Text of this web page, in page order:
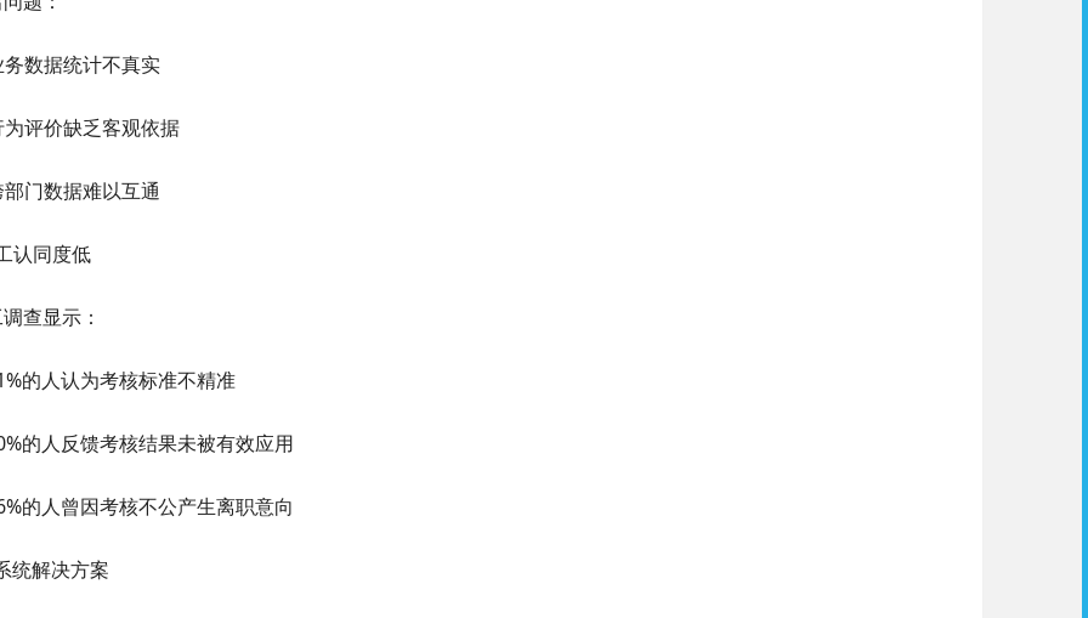
务数据统计不真实
为评价缺乏客观依据
部门数据难以互通
认同度低
查显示：
的人认为考核标准不精准
的人反馈考核结果未被有效应用
的人曾因考核不公产生离职意向
统解决方案